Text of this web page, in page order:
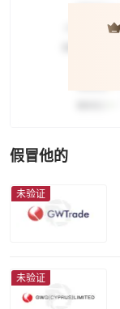
假冒他的
未验证
未验证